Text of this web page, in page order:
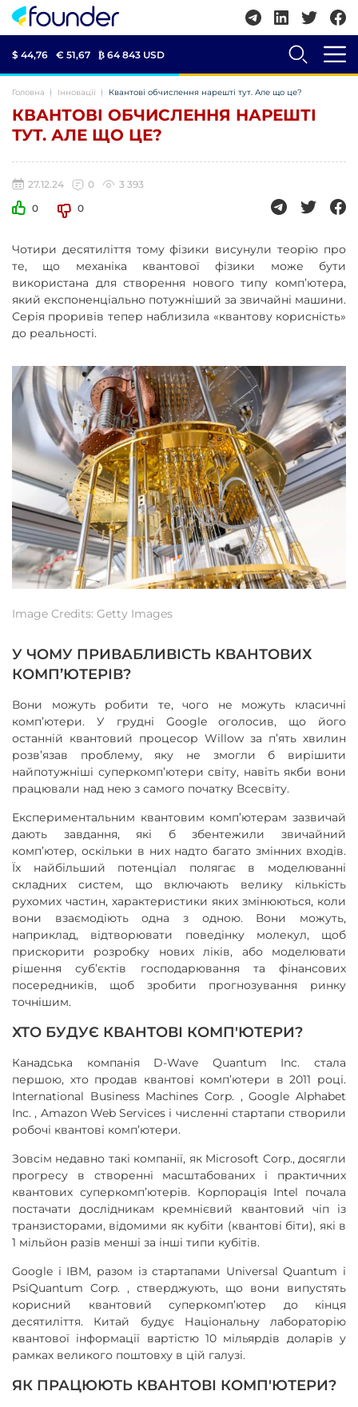
$ 44,76 € 51,67 ₿ 64 843 USD
Головна Інновації Квантові обчислення нарешті тут. Але що це?
КВАНТОВІ ОБЧИСЛЕННЯ НАРЕШТІ
ТУТ. АЛЕ ЩО ЦЕ?
27.12.24 0
3 393
0
0
Чотири десятиліття тому фізики висунули теорію про
те, що механіка квантової фізики може бути
використана для створення нового типу комп’ютера,
який експоненціально потужніший за звичайні машини.
Серія проривів тепер наблизила «квантову корисність»
до реальності.
Image Credits: Getty Images
У ЧОМУ ПРИВАБЛИВІСТЬ КВАНТОВИХ
КОМП’ЮТЕРІВ?
Вони можуть робити те, чого не можуть класичні
комп’ютери. У грудні Google оголосив, що його
останній квантовий процесор Willow за п’ять хвилин
розв’язав проблему, яку не змогли б вирішити
найпотужніші суперкомп’ютери світу, навіть якби вони
працювали над нею з самого початку Всесвіту.
Експериментальним квантовим комп’ютерам зазвичай
дають завдання, які б збентежили звичайний
комп’ютер, оскільки в них надто багато змінних входів.
Їх найбільший потенціал полягає в моделюванні
складних систем, що включають велику кількість
рухомих частин, характеристики яких змінюються, коли
вони взаємодіють одна з одною. Вони можуть,
наприклад, відтворювати поведінку молекул, щоб
прискорити розробку нових ліків, або моделювати
рішення суб’єктів господарювання та фінансових
посередників, щоб зробити прогнозування ринку
точнішим.
ХТО БУДУЄ КВАНТОВІ КОМП'ЮТЕРИ?
Канадська компанія D-Wave Quantum Inc. стала
першою, хто продав квантові комп’ютери в 2011 році.
International Business Machines Corp. , Google Alphabet
Inc. , Amazon Web Services і численні стартапи створили
робочі квантові комп’ютери.
Зовсім недавно такі компанії, як Microsoft Corp., досягли
прогресу в створенні масштабованих і практичних
квантових суперкомп’ютерів. Корпорація Intel почала
постачати дослідникам кремнієвий квантовий чіп із
транзисторами, відомими як кубіти (квантові біти), які в
1 мільйон разів менші за інші типи кубітів.
Google і IBM, разом із стартапами Universal Quantum і
PsiQuantum Corp. , стверджують, що вони випустять
корисний квантовий суперкомп’ютер до кінця
десятиліття. Китай будує Національну лабораторію
квантової інформації вартістю 10 мільярдів доларів у
рамках великого поштовху в цій галузі.
ЯК ПРАЦЮЮТЬ КВАНТОВІ КОМП'ЮТЕРИ?